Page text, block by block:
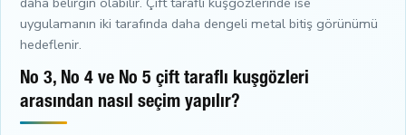
uygulamanın iki tarafında daha dengeli metal bitiş görünümü
hedeflenir.
No 3, No 4 ve No 5 çift taraflı kuşgözleri
arasından nasıl seçim yapılır?